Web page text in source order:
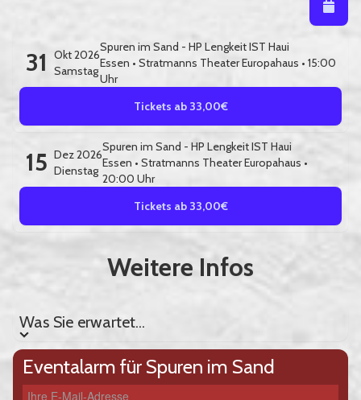
31
Okt 2026
Samstag
Spuren im Sand - HP Lengkeit IST Haui
Essen • Stratmanns Theater Europahaus • 15:00
Uhr
Tickets ab 33,00€
15 Dez 2026
Dienstag
Spuren im Sand - HP Lengkeit IST Haui
Essen • Stratmanns Theater Europahaus •
20:00 Uhr
Tickets ab 33,00€
Weitere Infos
Was Sie erwartet...
Eventalarm für Spuren im Sand
Ihre E-Mail-Adresse